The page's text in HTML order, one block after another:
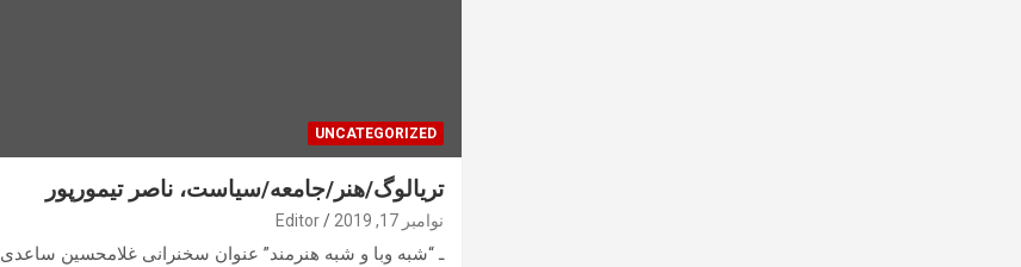
UNCATEGORIZED
تریالوگ/هنر/جامعه/سیاست، ناصر تیمورپور
نوامبر 17, 2019 Editor
ـ “شبه وبا و شبه هنرمند” عنوان سخنرانی غلامحسین ساعدی